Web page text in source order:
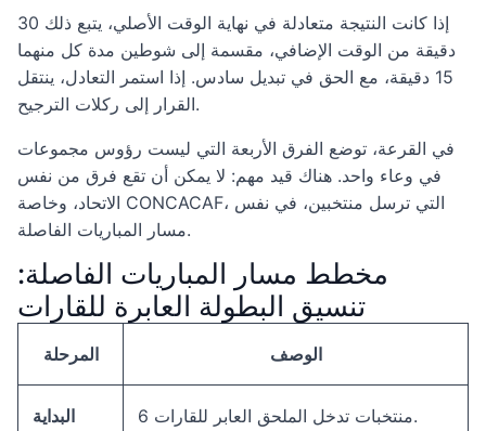
إذا كانت النتيجة متعادلة في نهاية الوقت الأصلي، يتبع ذلك 30
دقيقة من الوقت الإضافي، مقسمة إلى شوطين مدة كل منهما
15 دقيقة، مع الحق في تبديل سادس. إذا استمر التعادل، ينتقل
القرار إلى ركلات الترجيح.
في القرعة، توضع الفرق الأربعة التي ليست رؤوس مجموعات
في وعاء واحد. هناك قيد مهم: لا يمكن أن تقع فرق من نفس
الاتحاد، وخاصة CONCACAF، التي ترسل منتخبين، في نفس
مسار المباريات الفاصلة.
مخطط مسار المباريات الفاصلة:
تنسيق البطولة العابرة للقارات
المرحلة الوصف
البداية 6 منتخبات تدخل الملحق العابر للقارات.